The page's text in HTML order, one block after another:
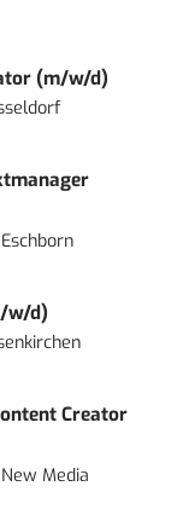
(m/w/d)
Eschborn
w/d)
Creator
Media